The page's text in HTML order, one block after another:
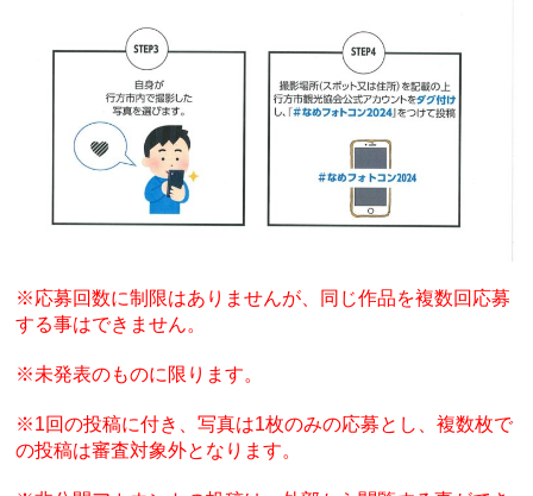
※応募回数に制限はありませんが、同じ作品を複数回応募
する事はできません。
※未発表のものに限ります。
※1回の投稿に付き、写真は1枚のみの応募とし、複数枚で
の投稿は審査対象外となります。